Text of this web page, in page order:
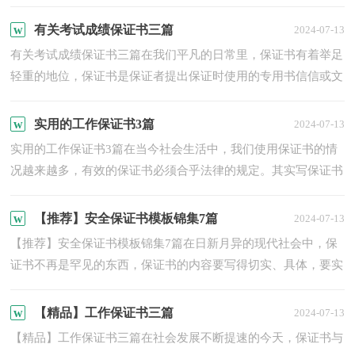
一...
有关考试成绩保证书三篇 2024-07-13
有关考试成绩保证书三篇在我们平凡的日常里，保证书有着举足
轻重的地位，保证书是保证者提出保证时使用的专用书信信或文
实用的工作保证书3篇 2024-07-13
实用的工作保证书3篇在当今社会生活中，我们使用保证书的情
况越来越多，有效的保证书必须合乎法律的规定。其实写保证书
篇...
【推荐】安全保证书模板锦集7篇 2024-07-13
【推荐】安全保证书模板锦集7篇在日新月异的现代社会中，保
证书不再是罕见的东西，保证书的内容要写得切实、具体，要实
感...
【精品】工作保证书三篇 2024-07-13
【精品】工作保证书三篇在社会发展不断提速的今天，保证书与